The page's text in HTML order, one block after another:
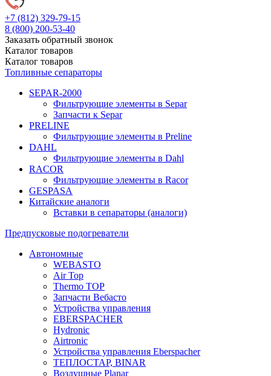
+7 (812) 329-79-15
8 (800) 200-53-40
Заказать обратный звонок
Каталог товаров
Каталог товаров
Топливные сепараторы
SEPAR-2000
Фильтрующие элементы в Separ
Запчасти к Separ
PRELINE
Фильтрующие элементы в Preline
DAHL
Фильтрующие элементы в Dahl
RACOR
Фильтрующие элементы в Racor
GESPASA
Китайские аналоги
Вставки в сепараторы (аналоги)
Предпусковые подогреватели
Автономные
WEBASTO
Air Top
Thermo TOP
Запчасти Вебасто
Устройства управления
EBERSPACHER
Hydronic
Airtronic
Устройства управления Eberspacher
ТЕПЛОСТАР, BINAR
Воздушные Planar